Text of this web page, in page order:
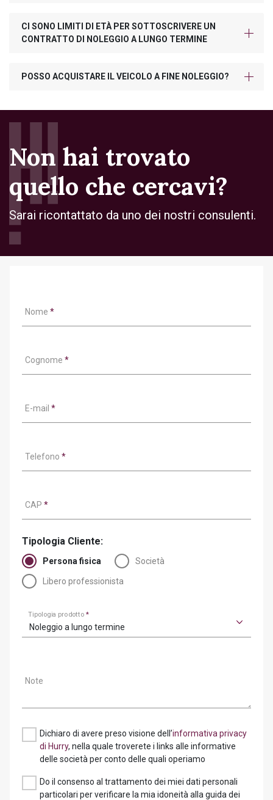
CI SONO LIMITI DI ETÀ PER SOTTOSCRIVERE UN
CONTRATTO DI NOLEGGIO A LUNGO TERMINE
POSSO ACQUISTARE IL VEICOLO A FINE NOLEGGIO?
Non hai trovato
quello che cercavi?
Sarai ricontattato da uno dei nostri consulenti.
Nome *
Cognome *
E-mail *
Telefono *
CAP *
Tipologia Cliente:
Persona fisica Società
Libero professionista
Tipologia prodotto*
Noleggio a lungo termine
Note
Dichiaro di avere preso visione dell’informativa privacy
di Hurry, nella quale troverete i links alle informative
delle società per conto delle quali operiamo
Do il consenso al trattamento dei miei dati personali
particolari per verificare la mia idoneità alla guida dei